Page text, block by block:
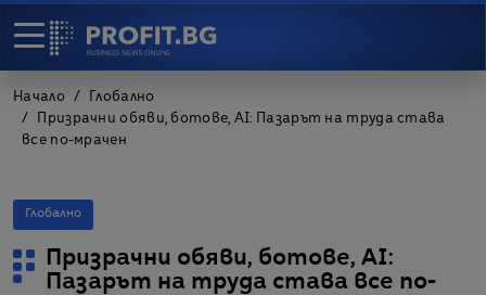
Начало
Глобално
Призрачни обяви, ботове, AI: Пазарът на труда става
все по-мрачен
Глобално
Призрачни обяви, ботове, AI:
Пазарът на труда става все по-